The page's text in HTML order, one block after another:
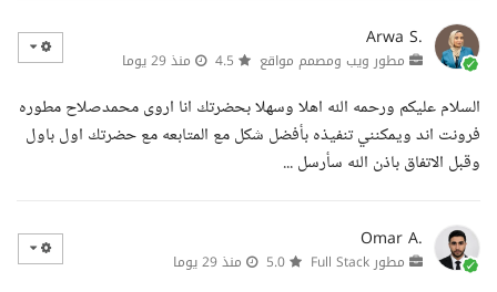
Arwa S.
مطور ويب ومصمم مواقع منذ 29 يوما
السلام عليكم ورحمه الله اهلا وسهلا بحضرتك انا اروى محمدصلاح مطوره
فرونت اند ويمكنني تنفيذه بأفضل شكل مع المتابعه مع حضرتك اول باول
وقبل الاتفاق باذن الله سأرسل ...
Omar A.
مطور Full Stack منذ 29 يوما